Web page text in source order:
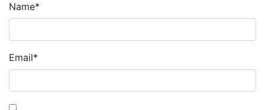
Name*
Email*